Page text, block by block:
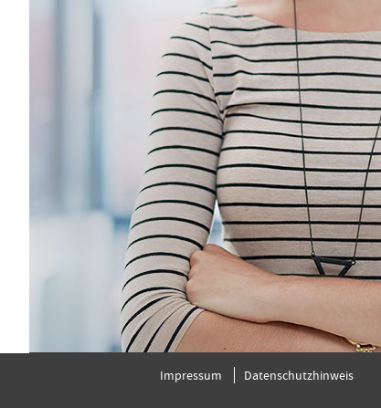
Impressum Datenschutzhinweis